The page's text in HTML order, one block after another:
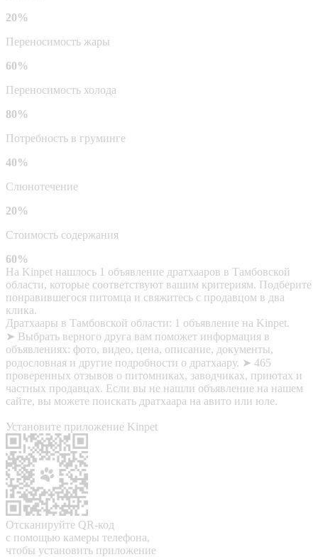
20%
Переносимость жары
60%
Переносимость холода
80%
Потребность в груминге
40%
Слюнотечение
20%
Стоимость содержания
60%
На Kinpet нашлось 1 объявление дратхааров в Тамбовской
области, которые соответствуют вашим критериям. Подберите
понравившегося питомца и свяжитесь с продавцом в два
клика.
Дратхаары в Тамбовской области: 1 объявление на Kinpet.
➤ Выбрать верного друга вам поможет информация в
объявлениях: фото, видео, цена, описание, документы,
родословная и другие подробности о дратхаару. ➤ 465
проверенных отзывов о питомниках, заводчиках, приютах и
частных продавцах. Если вы не нашли объявление на нашем
сайте, вы можете поискать дратхаара на авито или юле.
Установите приложение Kinpet
Отсканируйте QR-код
с помощью камеры телефона,
чтобы установить приложение